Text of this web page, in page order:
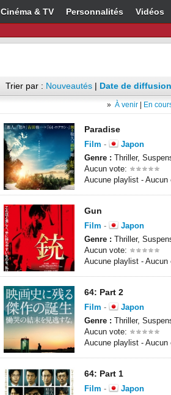
Cinéma & TV Personnalités Vidéos
Trier par : Nouveautés | Date de
» À venir En
Paradise
Film -
Japon
Genre : Thriller,
Aucun vote:
Aucune playlist - Aucun
Gun
Film -
Japon
Genre : Thriller,
Aucun vote:
Aucune playlist - Aucun
64: Part 2
Film -
Japon
Genre : Thriller,
Aucun vote:
Aucune playlist - Aucun
64: Part 1
Film -
Japon